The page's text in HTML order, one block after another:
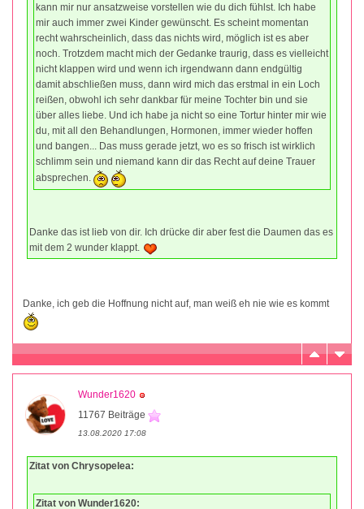
kann mir nur ansatzweise vorstellen wie du dich fühlst. Ich habe
mir auch immer zwei Kinder gewünscht. Es scheint momentan
recht wahrscheinlich, dass das nichts wird, möglich ist es aber
noch. Trotzdem macht mich der Gedanke traurig, dass es vielleicht
nicht klappen wird und wenn ich irgendwann dann endgültig
damit abschließen muss, dann wird mich das erstmal in ein Loch
reißen, obwohl ich sehr dankbar für meine Tochter bin und sie
über alles liebe. Und ich habe ja nicht so eine Tortur hinter mir wie
du, mit all den Behandlungen, Hormonen, immer wieder hoffen
und bangen... Das muss gerade jetzt, wo es so frisch ist wirklich
schlimm sein und niemand kann dir das Recht auf deine Trauer
absprechen.
Danke das ist lieb von dir. Ich drücke dir aber fest die Daumen das es
mit dem 2 wunder klappt.
Danke, ich geb die Hoffnung nicht auf, man weiß eh nie wie es kommt
Wunder1620
11767 Beiträge
13.08.2020 17:08
Zitat von Chrysopelea:
Zitat von Wunder1620: